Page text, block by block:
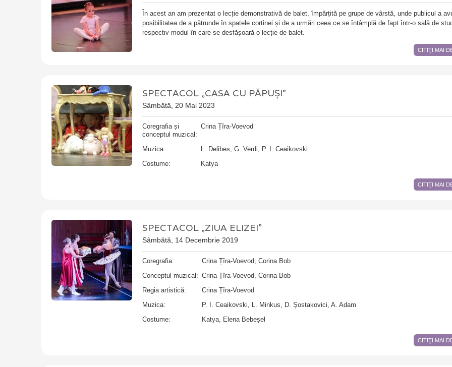
În acest an am prezentat o lecție demonstrativă de balet, împărțită pe grupe de vârstă, unde publicul a
posibilitatea de a pătrunde în spatele cortinei și de a urmări ceea ce se întâmplă de fapt într-o sală de
respectiv modul în care se desfășoară o lecție de balet.
CITIŢI MAI
SPECTACOL „CASA CU PĂPUȘI”
Sâmbătă, 20 Mai 2023
Coregrafia și
conceptul muzical:
Crina Țîra-Voevod
Muzica:
L. Delibes, G. Verdi, P. I. Ceaikovski
Costume:
Katya
CITIŢI MAI
SPECTACOL „ZIUA ELIZEI”
Sâmbătă, 14 Decembrie 2019
Coregrafia:
Crina Țîra-Voevod, Corina Bob
Conceptul muzical: Crina Țîra-Voevod, Corina Bob
Regia artistică:
Crina Țîra-Voevod
Muzica:
P. I. Ceaikovski, L. Minkus, D. Șostakovici, A. Adam
Costume:
Katya, Elena Bebeșel
CITIŢI MAI